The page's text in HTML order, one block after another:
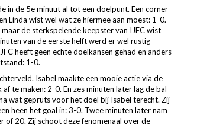
in de 5e minuut al tot een doelpunt. Een corner
Linda wist wel wat ze hiermee aan moest: 1-0.
de sterkspelende keepster van IJFC wist
van de eerste helft werd er wel rustig
heeft geen echte doelkansen gehad en anders
1-0.
Isabel maakte een mooie actie via de
te maken: 2-0. En zes minuten later lag de bal
wat gepruts voor het doel bij Isabel terecht. Zij
heen het goal in: 3-0. Twee minuten later nam
of 20. Zij schoot deze fenomenaal over de